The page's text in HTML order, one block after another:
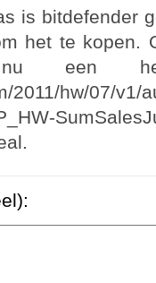
is bitdefender
het te kopen.
een
2011/hw/07/v1/